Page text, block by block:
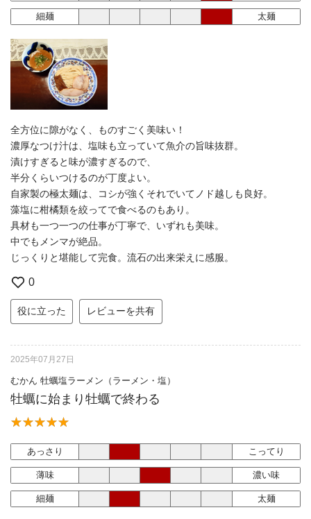
細麺 太麺
全方位に隙がなく、ものすごく美味い！
濃厚なつけ汁は、塩味も立っていて魚介の旨味抜群。
漬けすぎると味が濃すぎるので、
半分くらいつけるのが丁度よい。
自家製の極太麺は、コシが強くそれでいてノド越しも良好。
藻塩に柑橘類を絞ってで食べるのもあり。
具材も一つ一つの仕事が丁寧で、いずれも美味。
中でもメンマが絶品。
じっくりと堪能して完食。流石の出来栄えに感服。
0
役に立った レビューを共有
2025年07月27日
むかん 牡蠣塩ラーメン（ラーメン・塩）
牡蠣に始まり牡蠣で終わる
あっさり こってり
薄味 濃い味
細麺 太麺